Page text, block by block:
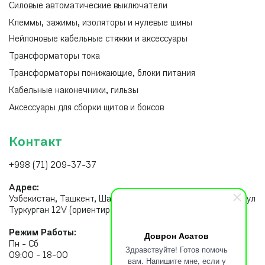
Доврон Асатов
Здравствуйте! Готов помочь
вам. Напишите мне, если у
Силовые автоматические выключатели
Клеммы, зажимы, изоляторы и нулевые шины
Нейлоновые кабельные стяжки и аксессуары
Трансформаторы тока
Трансформаторы понижающие, блоки питания
Кабельные наконечники, гильзы
Аксессуары для сборки щитов и боксов
Контакт
+998 (71) 209-37-37
Адрес:
Узбекистан, Ташкент, Шайхантахурский район, Тахатпуль, ул
Туркурган 12V (ориентир рынок Малика)
Режим Работы:
Пн - Сб
09:00 - 18-00